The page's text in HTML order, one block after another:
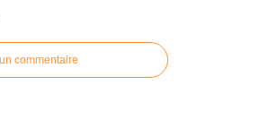
commentaire